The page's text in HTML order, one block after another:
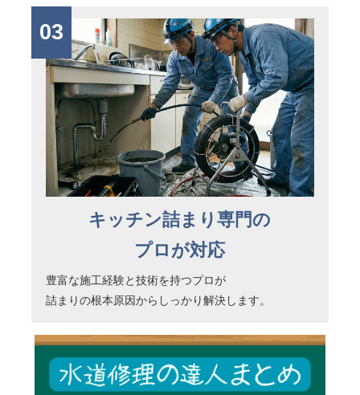
03
キッチン詰まり専門の
プロが対応
豊富な施工経験と技術を持つプロが
詰まりの根本原因からしっかり解決します。